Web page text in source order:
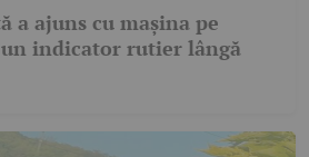
a ajuns cu mașina pe
indicator rutier lângă